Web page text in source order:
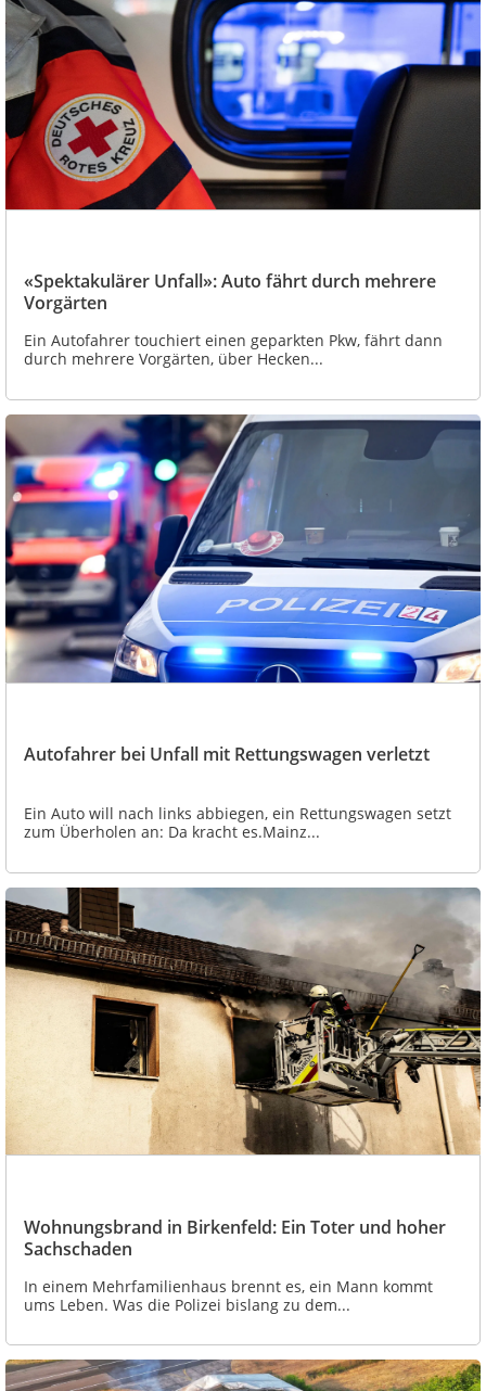
«Spektakulärer Unfall»: Auto fährt durch mehrere
Vorgärten
Ein Autofahrer touchiert einen geparkten Pkw, fährt dann
durch mehrere Vorgärten, über Hecken...
Autofahrer bei Unfall mit Rettungswagen verletzt
Ein Auto will nach links abbiegen, ein Rettungswagen setzt
zum Überholen an: Da kracht es.Mainz...
Wohnungsbrand in Birkenfeld: Ein Toter und hoher
Sachschaden
In einem Mehrfamilienhaus brennt es, ein Mann kommt
ums Leben. Was die Polizei bislang zu dem...